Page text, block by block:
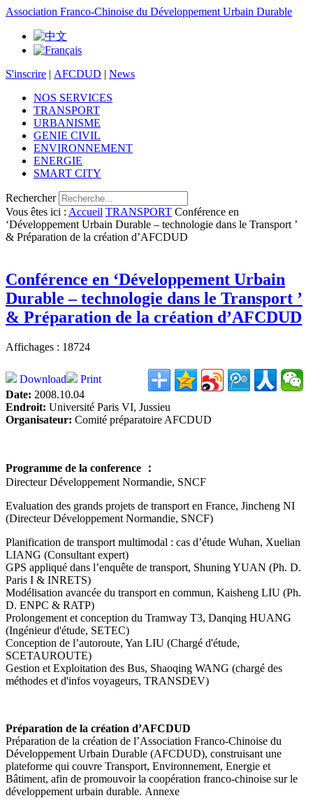
Association Franco-Chinoise du Développement Urbain Durable
S'inscrire | AFCDUD | News
NOS SERVICES
TRANSPORT
URBANISME
GENIE CIVIL
ENVIRONNEMENT
ENERGIE
SMART CITY
Rechercher
Vous êtes ici : Accueil TRANSPORT Conférence en
‘Développement Urbain Durable – technologie dans le Transport ’
& Préparation de la création d’AFCDUD
Conférence en ‘Développement Urbain
Durable – technologie dans le Transport ’
& Préparation de la création d’AFCDUD
Affichages : 18724
Print
Download
Date: 2008.10.04
Endroit: Université Paris VI, Jussieu
Organisateur: Comité préparatoire AFCDUD
Programme de la conference ：
Directeur Développement Normandie, SNCF
Evaluation des grands projets de transport en France, Jincheng NI
(Directeur Développement Normandie, SNCF)
Planification de transport multimodal : cas d’étude Wuhan, Xuelian
LIANG (Consultant expert)
GPS appliqué dans l’enquête de transport, Shuning YUAN (Ph. D.
Paris I & INRETS)
Modélisation avancée du transport en commun, Kaisheng LIU (Ph.
D. ENPC & RATP)
Prolongement et conception du Tramway T3, Danqing HUANG
(Ingénieur d'étude, SETEC)
Conception de l’autoroute, Yan LIU (Chargé d'étude,
SCETAUROUTE)
Gestion et Exploitation des Bus, Shaoqing WANG (chargé des
méthodes et d'infos voyageurs, TRANSDEV)
Préparation de la création d’AFCDUD
Préparation de la création de l’Association Franco-Chinoise du
Développement Urbain Durable (AFCDUD), construisant une
plateforme qui couvre Transport, Environnement, Energie et
Bâtiment, afin de promouvoir la coopération franco-chinoise sur le
développement urbain durable. Annexe